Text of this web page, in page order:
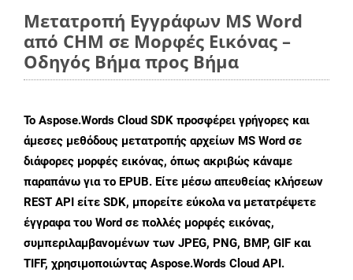
Μετατροπή Εγγράφων MS Word
από CHM σε Μορφές Εικόνας –
Οδηγός Βήμα προς Βήμα
Το Aspose.Words Cloud SDK προσφέρει γρήγορες και
άμεσες μεθόδους μετατροπής αρχείων MS Word σε
διάφορες μορφές εικόνας, όπως ακριβώς κάναμε
παραπάνω για το EPUB. Είτε μέσω απευθείας κλήσεων
REST API είτε SDK, μπορείτε εύκολα να μετατρέψετε
έγγραφα του Word σε πολλές μορφές εικόνας,
συμπεριλαμβανομένων των JPEG, PNG, BMP, GIF και
TIFF, χρησιμοποιώντας Aspose.Words Cloud API.